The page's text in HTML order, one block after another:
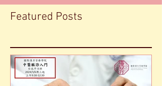
Featured Posts